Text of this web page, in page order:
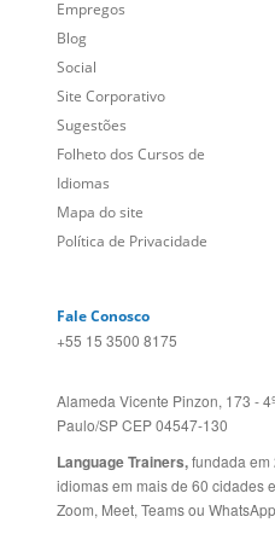
Sobre nós
Empregos
Blog
Social
Site Corporativo
Sugestões
Folheto dos Cursos de
Idiomas
Mapa do site
Fale Conosco
Alameda Vicente Pinzon, 173 -
Paulo/SP CEP 04547-130
Language Trainers, fundada em
idiomas em mais de 60 cidades